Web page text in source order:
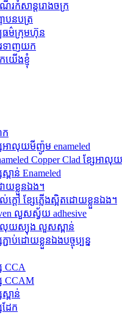
រកំសាន្តរោងចក្រ
ាបនបត្រ
ធម៌ក្រុមហ៊ុន
រទាញយក
យើងខ្ញុំ
អាលុយមីញ៉ូម enameled
Copper Clad ខ្សែអា
ស្ពាន់ Enameled
ោយខ្លួនឯង។
ក្តៅ ខ្សែភ្លើងស្អិតដោយខ្លួនឯង។
លួសស្វ័យ adhesive
យស្យុង លួសស្ពាន់
ភ្ជាប់ដោយខ្លួនឯងបច្ចុប្បន្ន
CCA
CCAM
ស្ពាន់
ដែក